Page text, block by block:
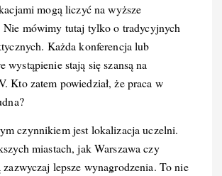
mogą liczyć na wyższe
Nie mówimy tutaj tylko o tradycyjnych
Każda konferencja lub
wystąpienie stają się szansą na
Kto zatem powiedział, że praca w
czynnikiem jest lokalizacja uczelni.
miastach, jak Warszawa czy
lepsze wynagrodzenia. To nie